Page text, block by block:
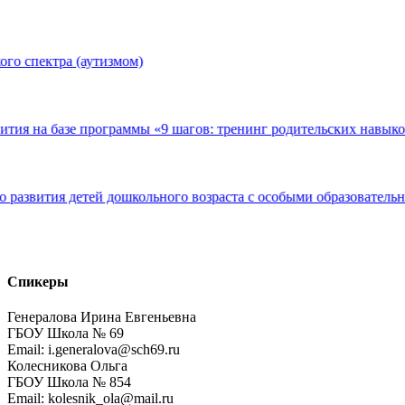
спектра (аутизмом)
на базе программы «9 шагов: тренинг родительских
детей дошкольного возраста с особыми
Спикеры
Генералова Ирина Евгеньевна
ГБОУ Школа № 69
Email: i.generalova@sch69.ru
Колесникова Ольга
ГБОУ Школа № 854
Email: kolesnik_ola@mail.ru